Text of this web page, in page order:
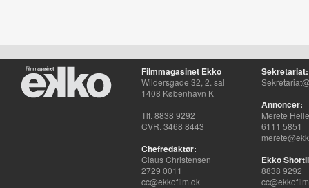
Filmmagasinet Ekko
Wildersgade 32, 2. sal
1408 København K
Tlf. 8838 9292
CVR. 3468 8443
Chefredaktør:
Claus Christensen
2729 0011
cc@ekkofilm.dk
Sekretariat:
Annoncer:
Merete
6111 5851
Ekko
8838 9292